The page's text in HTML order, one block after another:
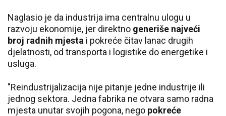
Naglasio je da industrija ima centralnu ulogu u
razvoju ekonomije, jer direktno generiše najveći
broj radnih mjesta i pokreće čitav lanac drugih
djelatnosti, od transporta i logistike do energetike i
usluga.
"Reindustrijalizacija nije pitanje jedne industrije ili
jednog sektora. Jedna fabrika ne otvara samo radna
mjesta unutar svojih pogona, nego pokreće